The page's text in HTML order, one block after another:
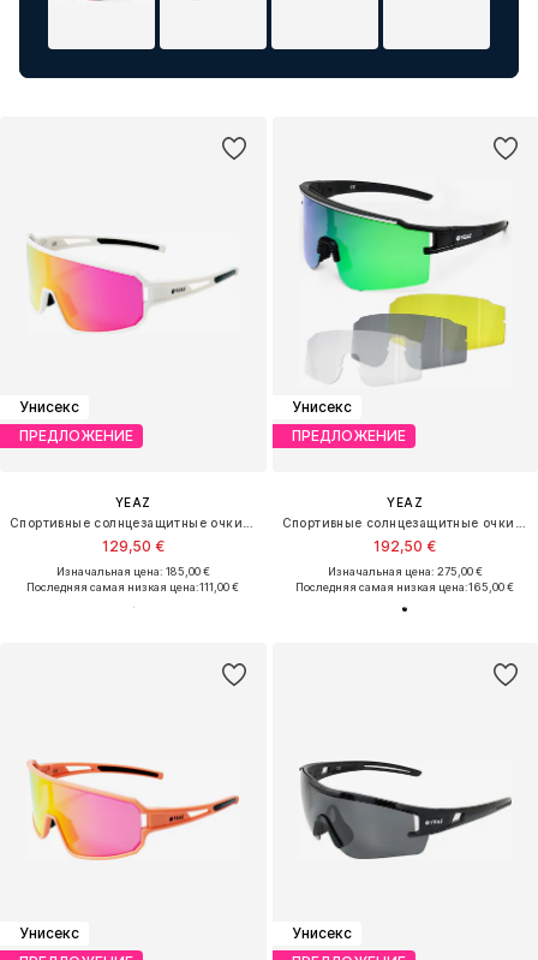
Унисекс
ПРЕДЛОЖЕНИЕ
YEAZ
129,50 €
Изначальная цена: 185,00 €
Последняя самая низкая цена:111,00 €
Унисекс
ПРЕДЛОЖЕНИЕ
YEAZ
192,50 €
Изначальная цена: 275,00 €
Последняя самая низкая цена:165,00 €
Унисекс
Унисекс